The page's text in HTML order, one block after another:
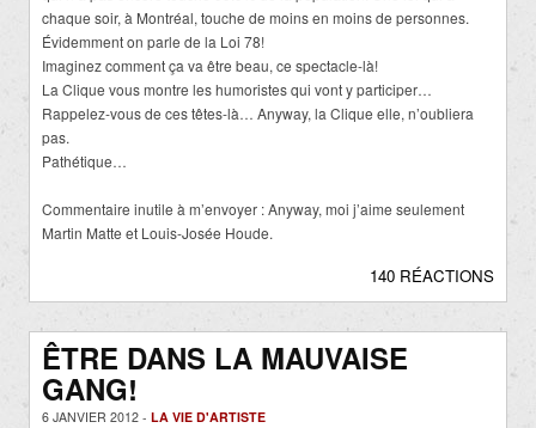
chaque soir, à Montréal, touche de moins en moins de personnes.
Évidemment on parle de la Loi 78!
Imaginez comment ça va être beau, ce spectacle-là!
La Clique vous montre les humoristes qui vont y participer…
Rappelez-vous de ces têtes-là… Anyway, la Clique elle, n’oubliera
pas.
Pathétique…
Commentaire inutile à m’envoyer : Anyway, moi j’aime seulement
Martin Matte et Louis-Josée Houde.
140 RÉACTIONS
ÊTRE DANS LA MAUVAISE
GANG!
6 JANVIER 2012 - LA VIE D'ARTISTE